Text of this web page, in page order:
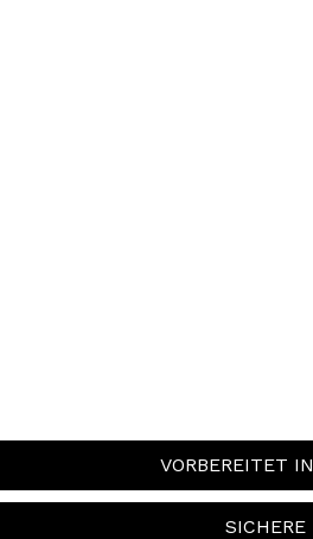
VORBEREITET IN
SICHERE